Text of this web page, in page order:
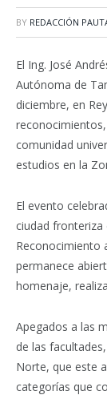
BY REDACCIÓN
El Ing. José
Autónoma de
diciembre, en
comunidad
estudios en la
El evento
ciudad fronteriza
Reconocimiento
permanece
homenaje,
Apegados a las
de las
Norte, que este
categorías que